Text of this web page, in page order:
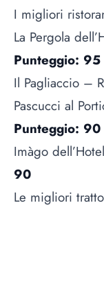
I migliori
La Pergola
Punteggio: 95
Il Pagliaccio –
Pascucci al
Punteggio: 90
Imàgo
90
Le migliori